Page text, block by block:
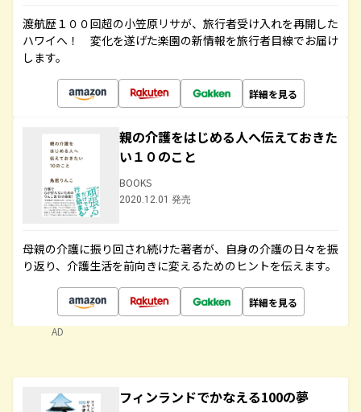
渡航歴１００回超の小笠原リサが、旅行者受け入れを再開した
ハワイへ！ 変化を遂げた楽園の新情報を旅行者目線でお届け
します。
詳細を見る
親の介護をはじめる人へ伝えておきた
い１０のこと
BOOKS
2020.12.01 発売
母親の介護に振り回され続けた著者が、自身の介護の日々を振
り返り、介護生活を前向きに変えるためのヒントを伝えます。
詳細を見る
AD
フィンランドでかなえる100の夢